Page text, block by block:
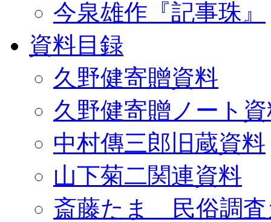
今泉雄作『記事珠』
資料目録
久野健寄贈資料
久野健寄贈ノート
中村傳三郎旧蔵資料
山下菊二関連資料
斎藤たま 民俗調査